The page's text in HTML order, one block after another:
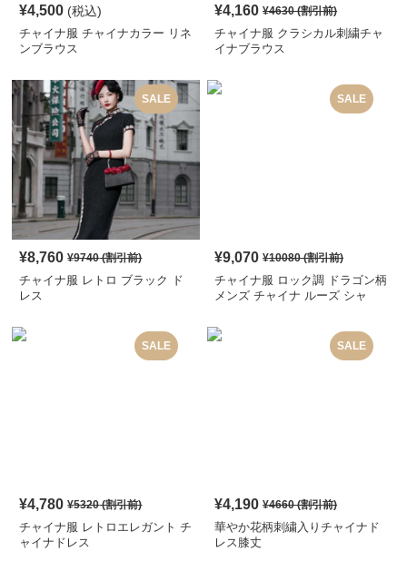
¥4,500 (税込)
チャイナ服 チャイナカラー リネ
ンブラウス
¥4,160 ¥4630(割引前)
チャイナ服 クラシカル刺繍チャ
イナブラウス
SALE
¥8,760 ¥9740(割引前)
チャイナ服 レトロ ブラック ド
レス
SALE
¥9,070 ¥10080(割引前)
チャイナ服 ロック調 ドラゴン柄
メンズ チャイナ ルーズ シャ
SALE
¥4,780 ¥5320(割引前)
チャイナ服 レトロエレガント チ
ャイナドレス
SALE
¥4,190 ¥4660(割引前)
華やか花柄刺繍入りチャイナド
レス膝丈